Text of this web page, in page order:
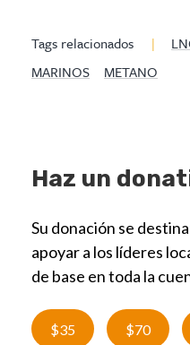
Tags relacionados |
MARINOS
METANO
Haz un
Su donación se
apoyar a los líderes
de base en toda la
$35 $70